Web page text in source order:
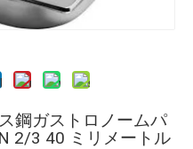
鋼ガストロノームパ
2/3 40 ミリメートル